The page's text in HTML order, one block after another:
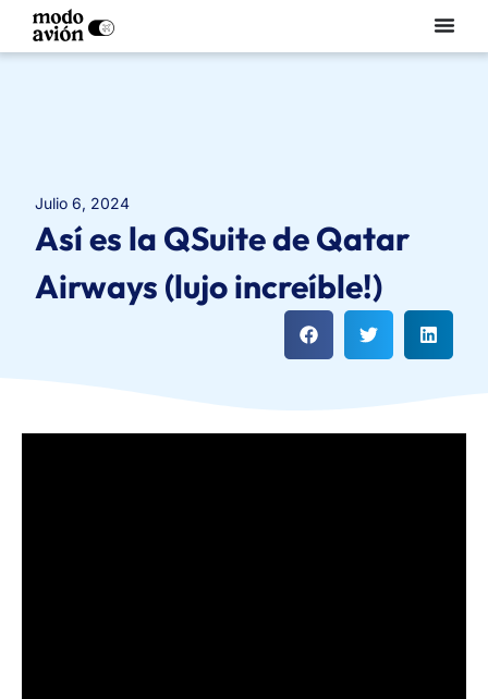
julio 6, 2024
Así es la QSuite de Qatar
Airways (lujo increíble!)